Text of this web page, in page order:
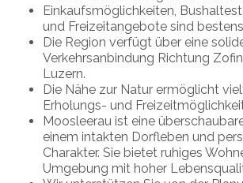
Einkaufsmöglichkeiten,
und Freizeitangebote sind
Die Region verfügt über eine
Verkehrsanbindung Richtung
Luzern.
Die Nähe zur Natur ermöglicht
Erholungs- und
Moosleerau ist eine
einem intakten Dorfleben und
Charakter. Sie bietet ruhiges
Umgebung mit hoher